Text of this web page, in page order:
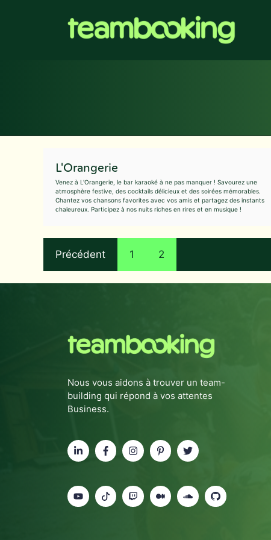
L'Orangerie
Venez à L'Orangerie, le bar karaoké à ne pas manquer ! Savourez une
atmosphère festive, des cocktails délicieux et des soirées mémorables.
Chantez vos chansons favorites avec vos amis et partagez des instants
chaleureux. Participez à nos nuits riches en rires et en musique !
Précédent 1 2
Nous vous aidons à trouver un team-
building qui répond à vos attentes
Business.